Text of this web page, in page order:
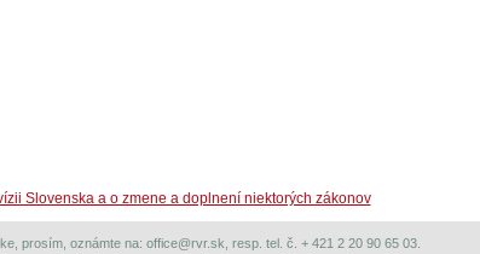
Slovenska a o zmene a doplnení niektorých zákonov
prosím, oznámte na: office@rvr.sk, resp. tel. č. + 421 2 20 90 65 03.